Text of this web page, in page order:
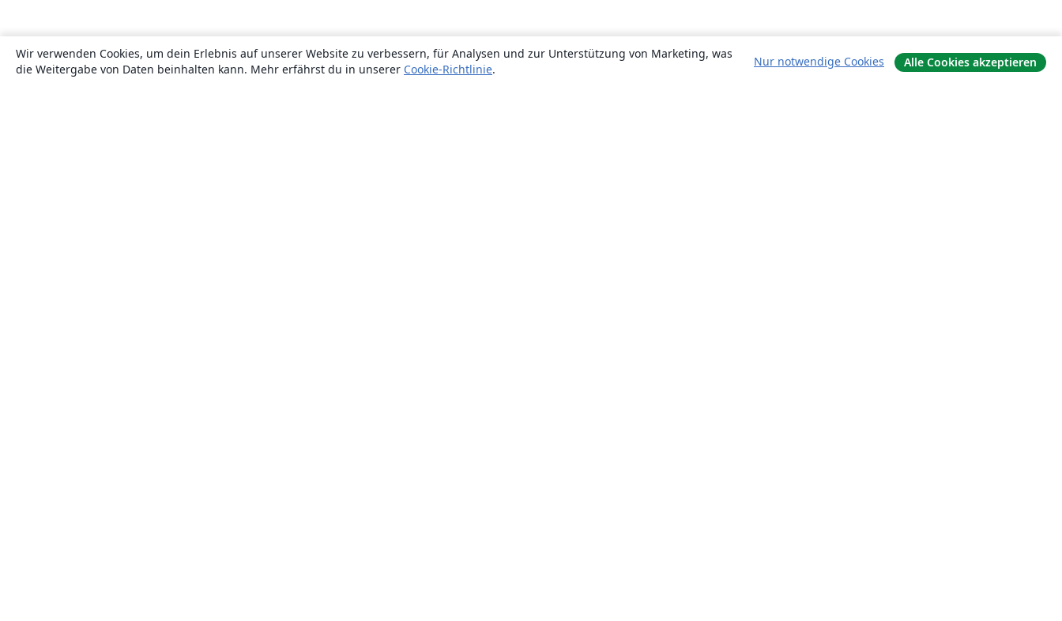
Wir verwenden Cookies, um dein Erlebnis auf unserer Website zu verbessern, für Analysen und zur Unterstützung von Marketing, was
die Weitergabe von Daten beinhalten kann. Mehr erfährst du in unserer Cookie-Richtlinie.
Nur notwendige Cookies Alle Cookies akzeptieren